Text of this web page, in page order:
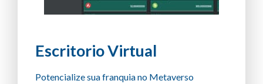
Escritorio Virtual
Potencialize sua franquia no Metaverso